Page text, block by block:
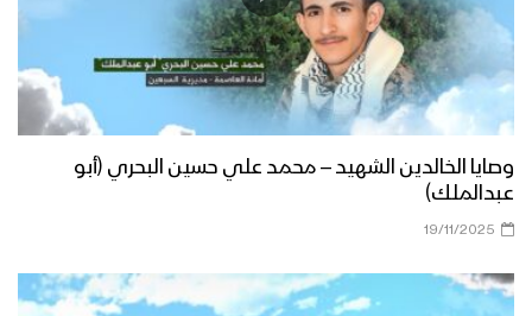
وصايا الخالدين الشهيد – محمد علي حسين البحري (أبو
عبدالملك)
19/11/2025